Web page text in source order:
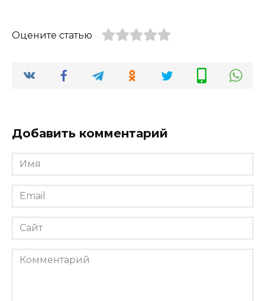
Оцените статью
Добавить комментарий
Имя
Email
Сайт
Комментарий